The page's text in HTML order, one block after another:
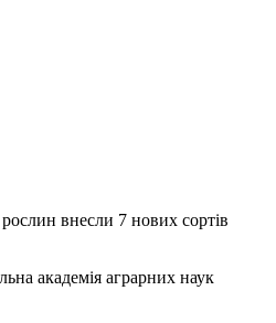
внесли 7 нових сортів
академія аграрних наук